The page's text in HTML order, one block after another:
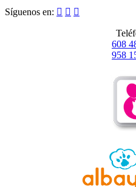
Síguenos en:   
608
958